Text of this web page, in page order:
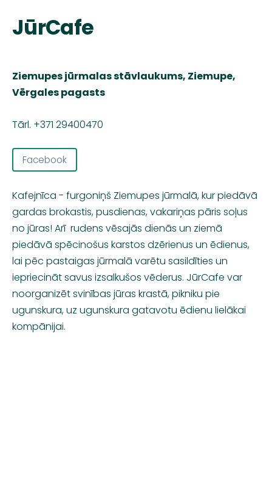
JūrCafe
Ziemupes jūrmalas stāvlaukums, Ziemupe,
Vērgales pagasts
Tārl. +371 29400470
Facebook
Kafejnīca - furgoniņš Ziemupes jūrmalā, kur piedāvā
gardas brokastis, pusdienas, vakariņas pāris soļus
no jūras! Arī rudens vēsajās dienās un ziemā
piedāvā spēcinošus karstos dzērienus un ēdienus,
lai pēc pastaigas jūrmalā varētu sasildīties un
iepriecināt savus izsalkušos vēderus. JūrCafe var
noorganizēt svinības jūras krastā, pikniku pie
ugunskura, uz ugunskura gatavotu ēdienu lielākai
kompānijai.